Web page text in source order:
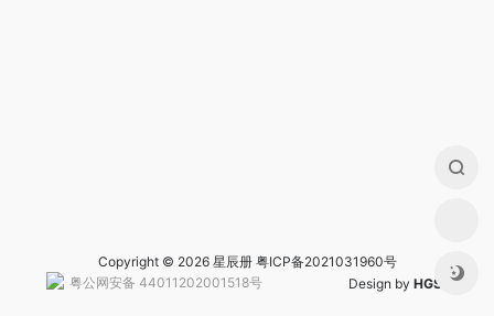
Copyright © 2026 星辰册 粤ICP备2021031960号
粤公网安备 44011202001518号Design by HGS